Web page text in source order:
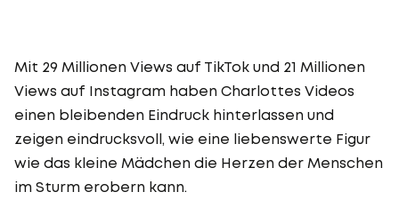
Mit 29 Millionen Views auf TikTok und 21 Millionen
Views auf Instagram haben Charlottes Videos
einen bleibenden Eindruck hinterlassen und
zeigen eindrucksvoll, wie eine liebenswerte Figur
wie das kleine Mädchen die Herzen der Menschen
im Sturm erobern kann.